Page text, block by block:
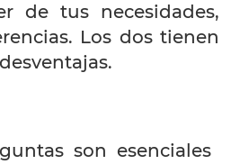
de tus necesidades,
Los dos tienen
son esenciales